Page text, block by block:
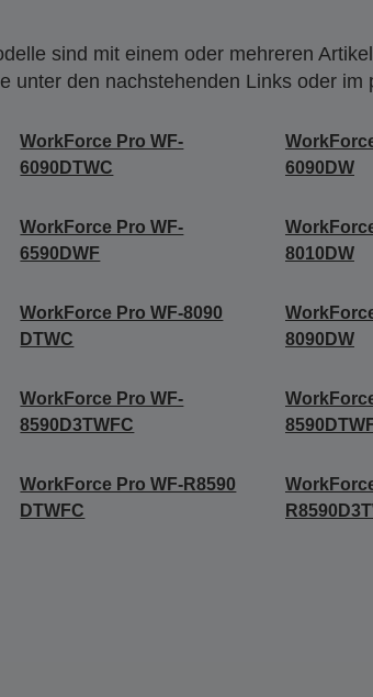
sind mit einem oder mehreren
unter den nachstehenden Links oder im
WorkForce Pro WF-
6090DTWC
6090DW
WorkForce Pro WF-
6590DWF
8010DW
WorkForce Pro WF-8090
DTWC
8090DW
WorkForce Pro WF-
8590D3TWFC
WorkForce Pro WF-R8590
DTWFC